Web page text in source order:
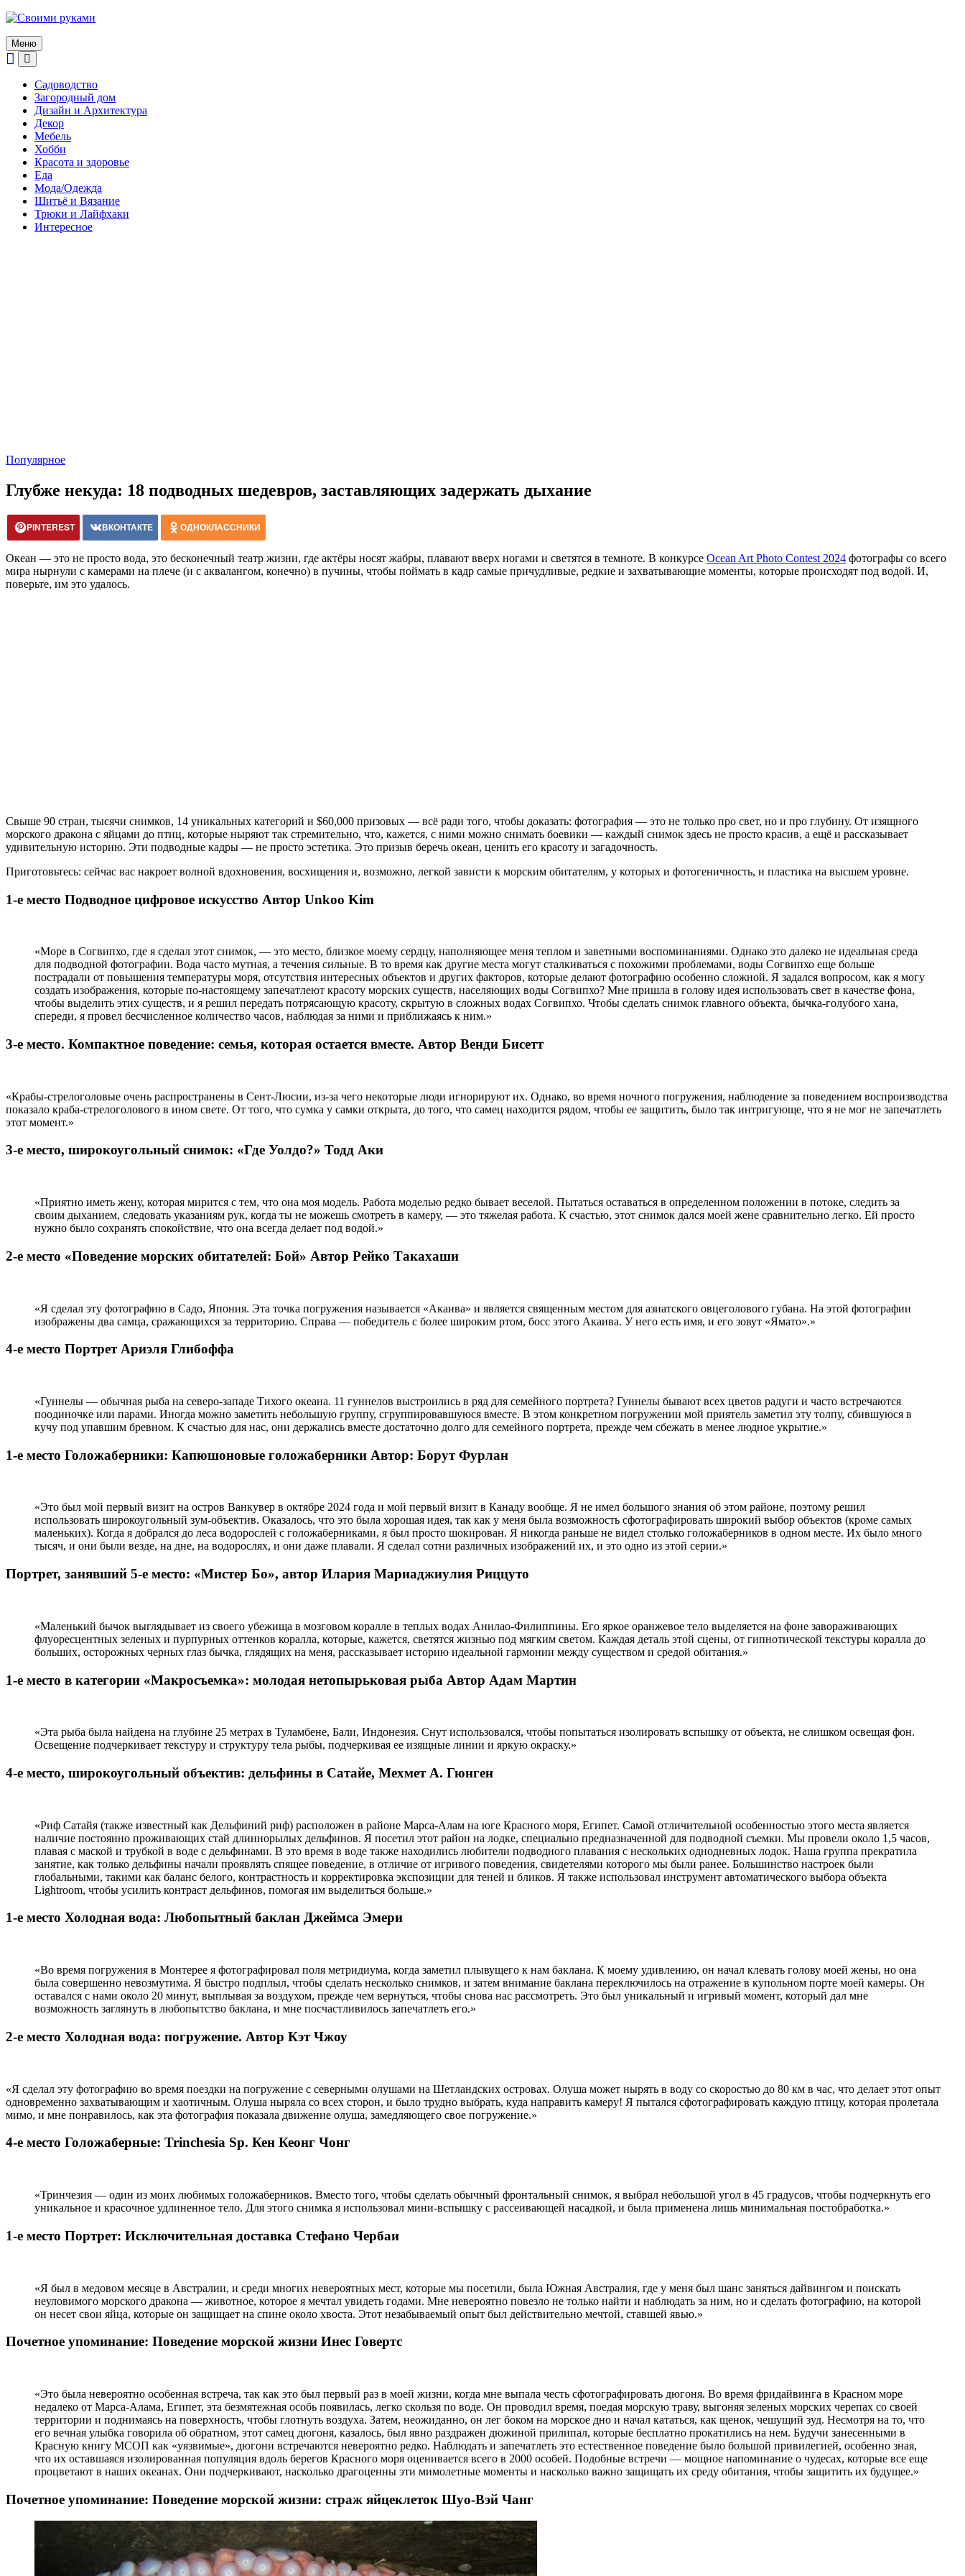
Skip
content
Меню
Садоводство
Загородный дом
Дизайн и Архитектура
Декор
Мебель
Хобби
Красота и здоровье
Еда
Мода/Одежда
Шитьё и Вязание
Трюки и Лайфхаки
Интересное
Популярное
Глубже некуда: 18 подводных шедевров, заставляющих задержать дыхание
PINTEREST ВКОНТАКТЕ ОДНОКЛАССНИКИ
Океан — это не просто вода, это бесконечный театр жизни, где актёры носят жабры, плавают вверх ногами и светятся в темноте. В конкурсе Ocean Art Photo Contest 2024 фотографы со всего
мира нырнули с камерами на плече (и с аквалангом, конечно) в пучины, чтобы поймать в кадр самые причудливые, редкие и захватывающие моменты, которые происходят под водой. И,
поверьте, им это удалось.
Свыше 90 стран, тысячи снимков, 14 уникальных категорий и $60,000 призовых — всё ради того, чтобы доказать: фотография — это не только про свет, но и про глубину. От изящного
морского дракона с яйцами до птиц, которые ныряют так стремительно, что, кажется, с ними можно снимать боевики — каждый снимок здесь не просто красив, а ещё и рассказывает
удивительную историю. Эти подводные кадры — не просто эстетика. Это призыв беречь океан, ценить его красоту и загадочность.
Приготовьтесь: сейчас вас накроет волной вдохновения, восхищения и, возможно, легкой зависти к морским обитателям, у которых и фотогеничность, и пластика на высшем уровне.
1-е место Подводное цифровое искусство Автор Unkoo Kim
«Море в Согвипхо, где я сделал этот снимок, — это место, близкое моему сердцу, наполняющее меня теплом и заветными воспоминаниями. Однако это далеко не идеальная среда
для подводной фотографии. Вода часто мутная, а течения сильные. В то время как другие места могут сталкиваться с похожими проблемами, воды Согвипхо еще больше
пострадали от повышения температуры моря, отсутствия интересных объектов и других факторов, которые делают фотографию особенно сложной. Я задался вопросом, как я могу
создать изображения, которые по-настоящему запечатлеют красоту морских существ, населяющих воды Согвипхо? Мне пришла в голову идея использовать свет в качестве фона,
чтобы выделить этих существ, и я решил передать потрясающую красоту, скрытую в сложных водах Согвипхо. Чтобы сделать снимок главного объекта, бычка-голубого хана,
спереди, я провел бесчисленное количество часов, наблюдая за ними и приближаясь к ним.»
3-е место. Компактное поведение: семья, которая остается вместе. Автор Венди Бисетт
«Крабы-стрелоголовые очень распространены в Сент-Люсии, из-за чего некоторые люди игнорируют их. Однако, во время ночного погружения, наблюдение за поведением воспроизводства
показало краба-стрелоголового в ином свете. От того, что сумка у самки открыта, до того, что самец находится рядом, чтобы ее защитить, было так интригующе, что я не мог не запечатлеть
этот момент.»
3-е место, широкоугольный снимок: «Где Уолдо?» Тодд Аки
«Приятно иметь жену, которая мирится с тем, что она моя модель. Работа моделью редко бывает веселой. Пытаться оставаться в определенном положении в потоке, следить за
своим дыханием, следовать указаниям рук, когда ты не можешь смотреть в камеру, — это тяжелая работа. К счастью, этот снимок дался моей жене сравнительно легко. Ей просто
нужно было сохранять спокойствие, что она всегда делает под водой.»
2-е место «Поведение морских обитателей: Бой» Автор Рейко Такахаши
«Я сделал эту фотографию в Садо, Япония. Эта точка погружения называется «Акаива» и является священным местом для азиатского овцеголового губана. На этой фотографии
изображены два самца, сражающихся за территорию. Справа — победитель с более широким ртом, босс этого Акаива. У него есть имя, и его зовут «Ямато».»
4-е место Портрет Ариэля Глибоффа
«Гуннелы — обычная рыба на северо-западе Тихого океана. 11 гуннелов выстроились в ряд для семейного портрета? Гуннелы бывают всех цветов радуги и часто встречаются
поодиночке или парами. Иногда можно заметить небольшую группу, сгруппировавшуюся вместе. В этом конкретном погружении мой приятель заметил эту толпу, сбившуюся в
кучу под упавшим бревном. К счастью для нас, они держались вместе достаточно долго для семейного портрета, прежде чем сбежать в менее людное укрытие.»
1-е место Голожаберники: Капюшоновые голожаберники Автор: Борут Фурлан
«Это был мой первый визит на остров Ванкувер в октябре 2024 года и мой первый визит в Канаду вообще. Я не имел большого знания об этом районе, поэтому решил
использовать широкоугольный зум-объектив. Оказалось, что это была хорошая идея, так как у меня была возможность сфотографировать широкий выбор объектов (кроме самых
маленьких). Когда я добрался до леса водорослей с голожаберниками, я был просто шокирован. Я никогда раньше не видел столько голожаберников в одном месте. Их было много
тысяч, и они были везде, на дне, на водорослях, и они даже плавали. Я сделал сотни различных изображений их, и это одно из этой серии.»
Портрет, занявший 5-е место: «Мистер Бо», автор Илария Мариаджиулия Риццуто
«Маленький бычок выглядывает из своего убежища в мозговом коралле в теплых водах Анилао-Филиппины. Его яркое оранжевое тело выделяется на фоне завораживающих
флуоресцентных зеленых и пурпурных оттенков коралла, которые, кажется, светятся жизнью под мягким светом. Каждая деталь этой сцены, от гипнотической текстуры коралла до
больших, осторожных черных глаз бычка, глядящих на меня, рассказывает историю идеальной гармонии между существом и средой обитания.»
1-е место в категории «Макросъемка»: молодая нетопырьковая рыба Автор Адам Мартин
«Эта рыба была найдена на глубине 25 метрах в Туламбене, Бали, Индонезия. Снут использовался, чтобы попытаться изолировать вспышку от объекта, не слишком освещая фон.
Освещение подчеркивает текстуру и структуру тела рыбы, подчеркивая ее изящные линии и яркую окраску.»
4-е место, широкоугольный объектив: дельфины в Сатайе, Мехмет А. Гюнген
«Риф Сатайя (также известный как Дельфиний риф) расположен в районе Марса-Алам на юге Красного моря, Египет. Самой отличительной особенностью этого места является
наличие постоянно проживающих стай длиннорылых дельфинов. Я посетил этот район на лодке, специально предназначенной для подводной съемки. Мы провели около 1,5 часов,
плавая с маской и трубкой в ​​воде с дельфинами. В это время в воде также находились любители подводного плавания с нескольких однодневных лодок. Наша группа прекратила
занятие, как только дельфины начали проявлять спящее поведение, в отличие от игривого поведения, свидетелями которого мы были ранее. Большинство настроек были
глобальными, такими как баланс белого, контрастность и корректировка экспозиции для теней и бликов. Я также использовал инструмент автоматического выбора объекта
Lightroom, чтобы усилить контраст дельфинов, помогая им выделиться больше.»
1-е место Холодная вода: Любопытный баклан Джеймса Эмери
«Во время погружения в Монтерее я фотографировал поля метридиума, когда заметил плывущего к нам баклана. К моему удивлению, он начал клевать голову моей жены, но она
была совершенно невозмутима. Я быстро подплыл, чтобы сделать несколько снимков, и затем внимание баклана переключилось на отражение в купольном порте моей камеры. Он
оставался с нами около 20 минут, выплывая за воздухом, прежде чем вернуться, чтобы снова нас рассмотреть. Это был уникальный и игривый момент, который дал мне
возможность заглянуть в любопытство баклана, и мне посчастливилось запечатлеть его.»
2-е место Холодная вода: погружение. Автор Кэт Чжоу
«Я сделал эту фотографию во время поездки на погружение с северными олушами на Шетландских островах. Олуша может нырять в воду со скоростью до 80 км в час, что делает этот опыт
одновременно захватывающим и хаотичным. Олуша ныряла со всех сторон, и было трудно выбрать, куда направить камеру! Я пытался сфотографировать каждую птицу, которая пролетала
мимо, и мне понравилось, как эта фотография показала движение олуша, замедляющего свое погружение.»
4-е место Голожаберные: Trinchesia Sp. Кен Кеонг Чонг
«Тринчезия — один из моих любимых голожаберников. Вместо того, чтобы сделать обычный фронтальный снимок, я выбрал небольшой угол в 45 градусов, чтобы подчеркнуть его
уникальное и красочное удлиненное тело. Для этого снимка я использовал мини-вспышку с рассеивающей насадкой, и была применена лишь минимальная постобработка.»
1-е место Портрет: Исключительная доставка Стефано Чербаи
«Я был в медовом месяце в Австралии, и среди многих невероятных мест, которые мы посетили, была Южная Австралия, где у меня был шанс заняться дайвингом и поискать
неуловимого морского дракона — животное, которое я мечтал увидеть годами. Мне невероятно повезло не только найти и наблюдать за ним, но и сделать фотографию, на которой
он несет свои яйца, которые он защищает на спине около хвоста. Этот незабываемый опыт был действительно мечтой, ставшей явью.»
Почетное упоминание: Поведение морской жизни Инес Говертс
«Это была невероятно особенная встреча, так как это был первый раз в моей жизни, когда мне выпала честь сфотографировать дюгоня. Во время фридайвинга в Красном море
недалеко от Марса-Алама, Египет, эта безмятежная особь появилась, легко скользя по воде. Он проводил время, поедая морскую траву, выгоняя зеленых морских черепах со своей
территории и поднимаясь на поверхность, чтобы глотнуть воздуха. Затем, неожиданно, он лег боком на морское дно и начал кататься, как щенок, чешущий зуд. Несмотря на то, что
его вечная улыбка говорила об обратном, этот самец дюгоня, казалось, был явно раздражен дюжиной прилипал, которые бесплатно прокатились на нем. Будучи занесенными в
Красную книгу МСОП как «уязвимые», дюгони встречаются невероятно редко. Наблюдать и запечатлеть это естественное поведение было большой привилегией, особенно зная,
что их оставшаяся изолированная популяция вдоль берегов Красного моря оценивается всего в 2000 особей. Подобные встречи — мощное напоминание о чудесах, которые все еще
процветают в наших океанах. Они подчеркивают, насколько драгоценны эти мимолетные моменты и насколько важно защищать их среду обитания, чтобы защитить их будущее.»
Почетное упоминание: Поведение морской жизни: страж яйцеклеток Шуо-Вэй Чанг